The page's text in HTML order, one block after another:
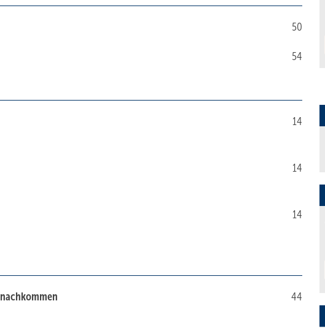
50
54
14
14
14
44